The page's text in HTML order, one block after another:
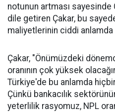
notunun artması sayesinde
dile getiren Çakar, bu
maliyetlerinin ciddi
Çakar, "Önümüzdeki
oranının çok yüksek
Türkiye'de bu anlamda
Çünkü bankacılık
yeterlilik rasyomuz, NPL